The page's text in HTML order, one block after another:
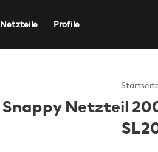
Netzteile Profile
Snappy Netzteil